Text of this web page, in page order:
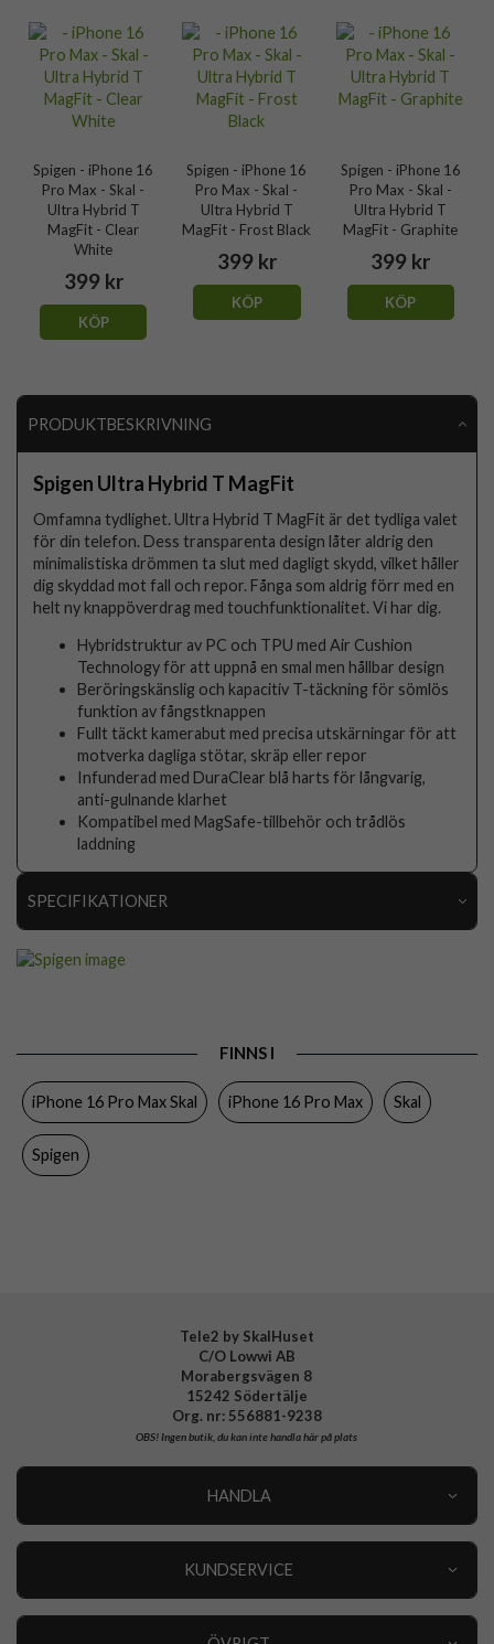
Spigen - iPhone 16
Pro Max - Skal -
Ultra Hybrid T
MagFit - Clear
White
399 kr
KÖP
Spigen - iPhone 16
Pro Max - Skal -
Ultra Hybrid T
MagFit - Frost Black
399 kr
KÖP
Spigen - iPhone 16
Pro Max - Skal -
Ultra Hybrid T
MagFit - Graphite
399 kr
KÖP
PRODUKTBESKRIVNING
Spigen Ultra Hybrid T MagFit
Omfamna tydlighet. Ultra Hybrid T MagFit är det tydliga valet
för din telefon. Dess transparenta design låter aldrig den
minimalistiska drömmen ta slut med dagligt skydd, vilket håller
dig skyddad mot fall och repor. Fånga som aldrig förr med en
helt ny knappöverdrag med touchfunktionalitet. Vi har dig.
Hybridstruktur av PC och TPU med Air Cushion
Technology för att uppnå en smal men hållbar design
Beröringskänslig och kapacitiv T-täckning för sömlös
funktion av fångstknappen
Fullt täckt kamerabut med precisa utskärningar för att
motverka dagliga stötar, skräp eller repor
Infunderad med DuraClear blå harts för långvarig,
anti-gulnande klarhet
Kompatibel med MagSafe-tillbehör och trådlös
laddning
SPECIFIKATIONER
Färg Genomskinlig, Roseguld
Material
Varumärke
FINNS I
iPhone 16 Pro Max Skal iPhone 16 Pro Max Skal
Spigen
Tele2 by SkalHuset
C/O Lowwi AB
Morabergsvägen 8
15242 Södertälje
Org. nr: 556881-9238
OBS!Ingen butik, du kan inte handla här på plats
HANDLA
KUNDSERVICE